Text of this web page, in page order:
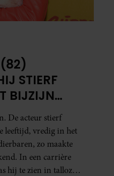
(82)
STIERF
BIJZIJN
De acteur stierf
leeftijd, vredig in het
zo maakte
In een carrière
hij te zien in talloze